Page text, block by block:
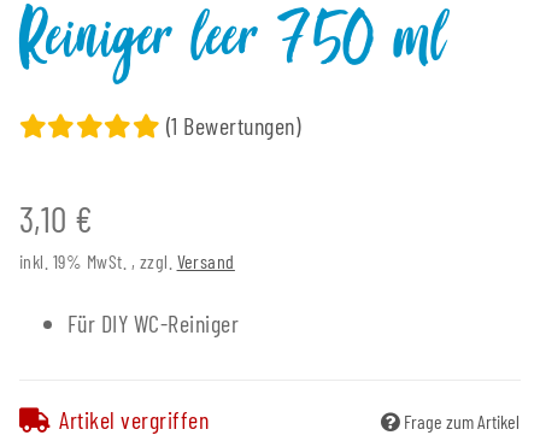
Reiniger leer 750 ml
(1 Bewertungen)
3,10 €
inkl. 19% MwSt. , zzgl. Versand
Für DIY WC-Reiniger
Artikel vergriffen Frage zum Artikel